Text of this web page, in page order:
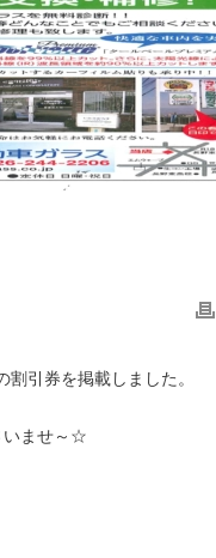
引券を掲載しました。
いませ～☆